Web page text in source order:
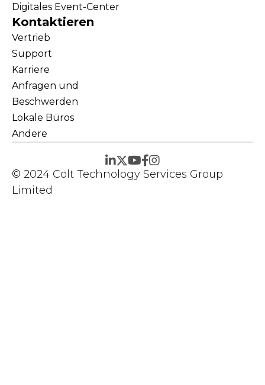
Digitales Event-Center
Kontaktieren
Vertrieb
Support
Karriere
Anfragen und
Beschwerden
Lokale Büros
Andere
© 2024 Colt Technology Services Group
Limited